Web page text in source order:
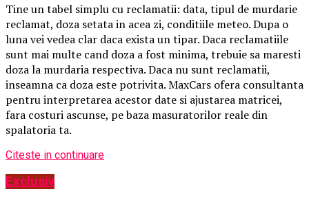
Tine un tabel simplu cu reclamatii: data, tipul de murdarie
reclamat, doza setata in acea zi, conditiile meteo. Dupa o
luna vei vedea clar daca exista un tipar. Daca reclamatiile
sunt mai multe cand doza a fost minima, trebuie sa maresti
doza la murdaria respectiva. Daca nu sunt reclamatii,
inseamna ca doza este potrivita. MaxCars ofera consultanta
pentru interpretarea acestor date si ajustarea matricei,
fara costuri ascunse, pe baza masuratorilor reale din
spalatoria ta.
Citeste in continuare
Exclusiv